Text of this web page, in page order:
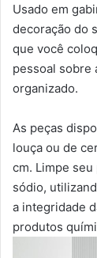
Usado em
decoração do
que você
pessoal sobre
organizado.
As peças
louça ou de
cm. Limpe
sódio,
a integridade
produtos